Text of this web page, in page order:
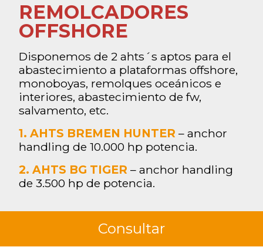
REMOLCADORES
OFFSHORE
Disponemos de 2 ahts´s aptos para el
abastecimiento a plataformas offshore,
monoboyas, remolques oceánicos e
interiores, abastecimiento de fw,
salvamento, etc.
1. AHTS BREMEN HUNTER – anchor
handling de 10.000 hp potencia.
2. AHTS BG TIGER – anchor handling
de 3.500 hp de potencia.
Consultar